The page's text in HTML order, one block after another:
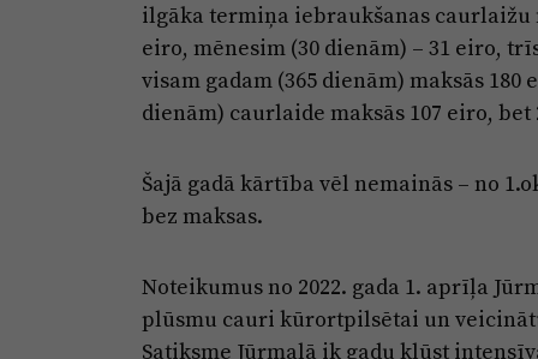
ilgāka termiņa iebraukšanas caurlaižu
eiro, mēnesim (30 dienām) – 31 eiro,
visam gadam (365 dienām) maksās
dienām) caurlaide maksās 107 eiro, bet
Šajā gadā kārtība vēl nemainās – no
bez maksas.
Noteikumus no 2022. gada 1. aprīļa
plūsmu cauri kūrortpilsētai un
Satiksme Jūrmalā ik gadu kļūst